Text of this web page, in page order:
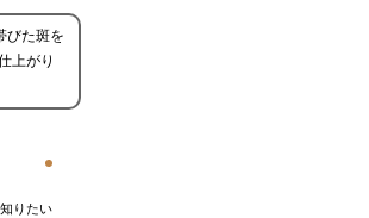
びた斑を
上がり
りたい